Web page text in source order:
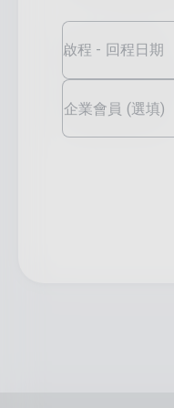
啟程 - 回程日期
企業會員 (選填)